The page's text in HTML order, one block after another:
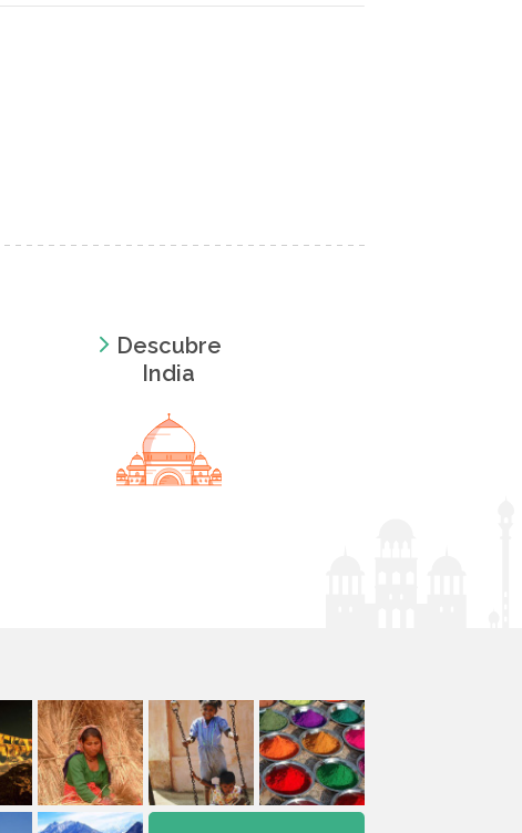
Descubre
India